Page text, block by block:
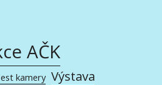
AČK
kamery Výstava